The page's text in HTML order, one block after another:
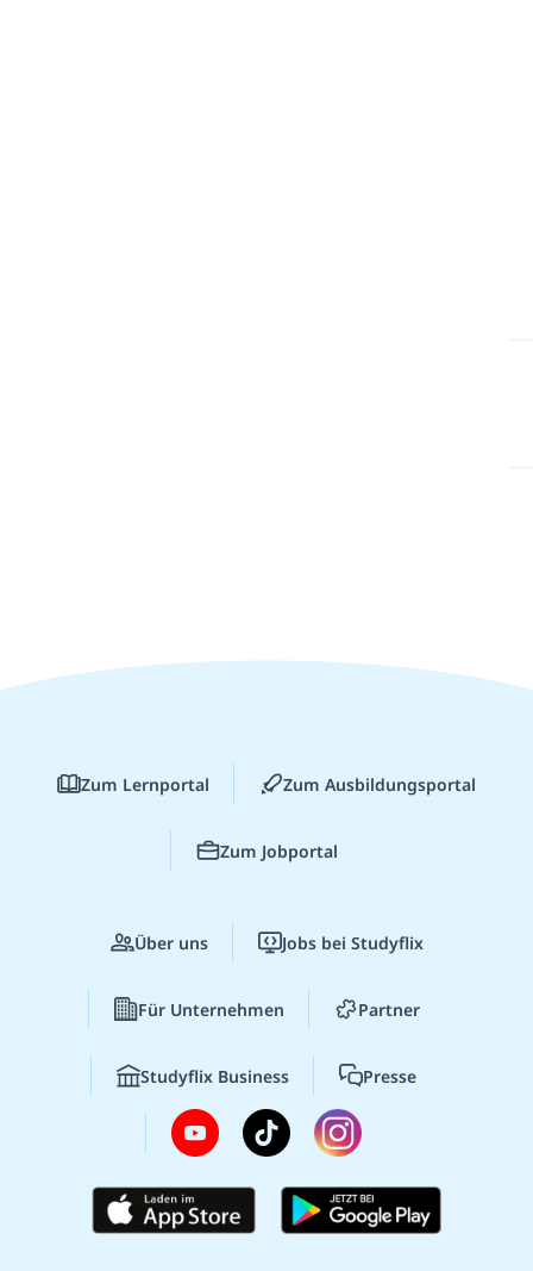
Zum Lernportal Zum Ausbildungsportal
Zum Jobportal
Über uns Jobs bei Studyflix
Für Unternehmen Partner
Studyflix Business Presse